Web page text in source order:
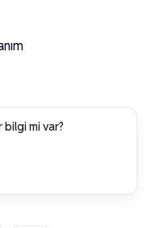
bilgi mi var?